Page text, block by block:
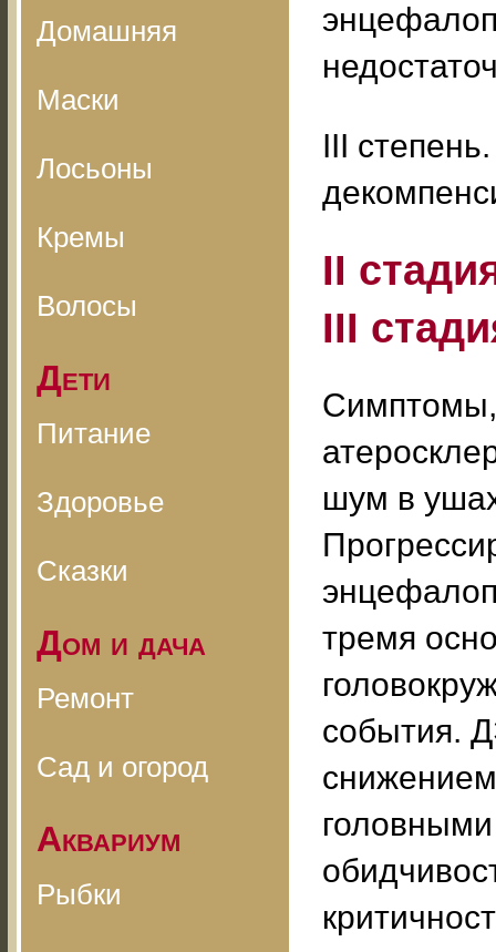
Домашняя
Маски
Лосьоны
Кремы
Волосы
Дети
Питание
Здоровье
Сказки
Дом и дача
Ремонт
Сад и огород
Аквариум
Рыбки
III
II
III
Симптомы,
шум в
тремя
события.